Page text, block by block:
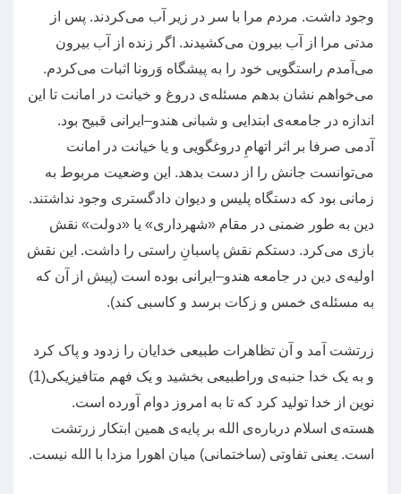
وجود داشت. مردم مرا با سر در زیر آب می‌کردند. پس از
مدتی مرا از آب بیرون می‌کشیدند. اگر زنده از آب بیرون
می‌آمدم راستگویی خود را به پیشگاه وَرونا اثبات می‌کردم.
می‌خواهم نشان بدهم مسئله‌ی دروغ و خیانت در امانت تا این
اندازه در جامعه‌ی ابتدایی و شبانی هندو– ایرانی قبیح بود.
آدمی صرفا بر اثر اتهامِ دروغگویی و یا خیانت در امانت
می‌توانست جانش را از دست بدهد. این وضعیت مربوط به
زمانی بود که دستگاه پلیس و دیوان دادگستری وجود نداشتند.
دین به طور ضمنی در مقام «شهرداری» یا «دولت» نقش
بازی می‌کرد. دستکم نقش پاسبانِ راستی را داشت. این نقش
اولیه‌ی دین در جامعه هندو– ایرانی بوده است (پیش از آن که
به مسئله‌ی خمس و زکات برسد و کاسبی کند).
زرتشت آمد و آن تظاهرات طبیعی خدایان را زدود و پاک کرد
و به یک خدا جنبه‌ی وراطبیعی بخشید و یک فهم متافیزیکی(1)
نوین از خدا تولید کرد که تا به امروز دوام آورده است.
هسته‌ی اسلام درباره‌ی الله بر پایه‌ی همین ابتکار زرتشت
است. یعنی تفاوتی (ساختمانی) میان اهورا مزدا با الله نیست.